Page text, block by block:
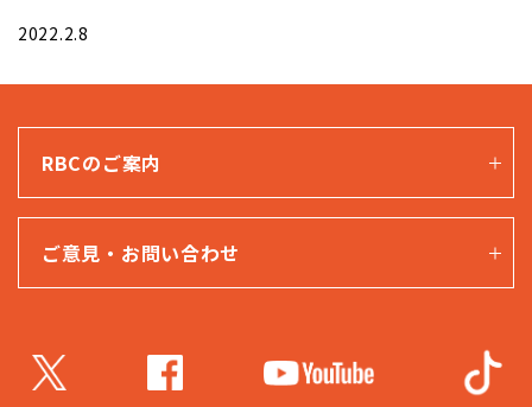
2022.2.8
RBCのご案内
ご意見・お問い合わせ